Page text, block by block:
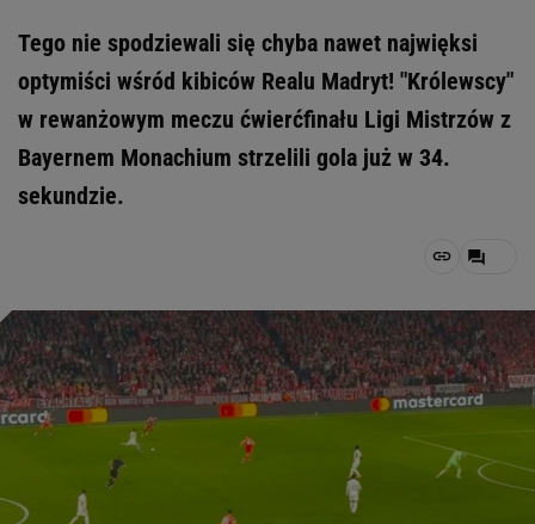
Tego nie spodziewali się chyba nawet najwięksi
optymiści wśród kibiców Realu Madryt! "Królewscy"
w rewanżowym meczu ćwierćfinału Ligi Mistrzów z
Bayernem Monachium strzelili gola już w 34.
sekundzie.